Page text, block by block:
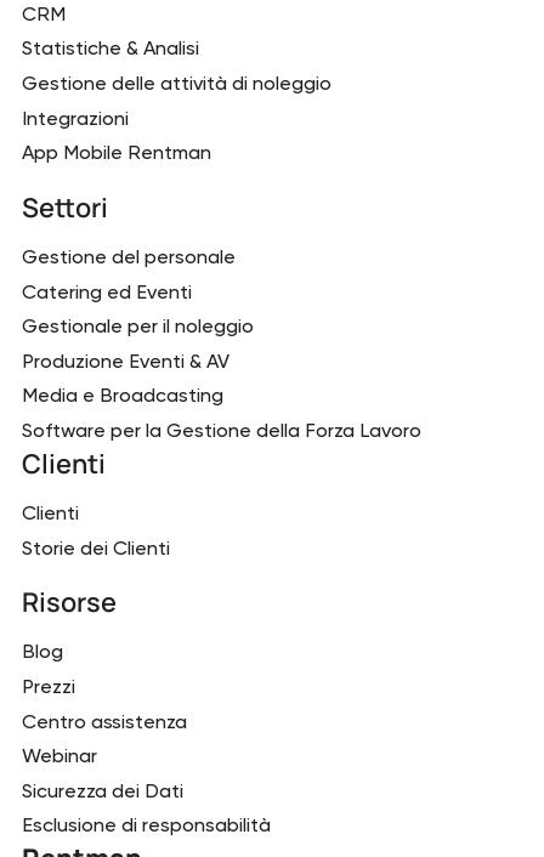
CRM
Statistiche & Analisi
Gestione delle attività di noleggio
Integrazioni
App Mobile Rentman
Settori
Gestione del personale
Catering ed Eventi
Gestionale per il noleggio
Produzione Eventi & AV
Media e Broadcasting
Software per la Gestione della Forza Lavoro
Clienti
Clienti
Storie dei Clienti
Risorse
Blog
Prezzi
Centro assistenza
Webinar
Sicurezza dei Dati
Esclusione di responsabilità